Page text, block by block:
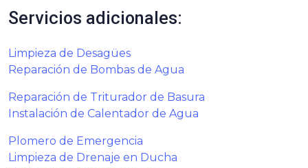
Servicios adicionales:
Limpieza de Desagües
Reparación de Bombas de Agua
Reparación de Triturador de Basura
Instalación de Calentador de Agua
Plomero de Emergencia
Limpieza de Drenaje en Ducha